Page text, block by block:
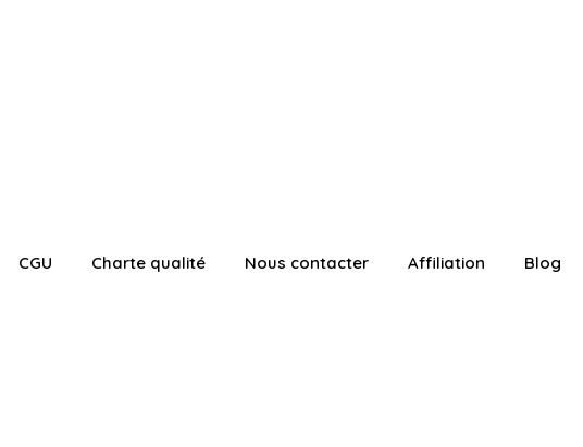
CGU Charte qualité Nous contacter Affiliation Blog